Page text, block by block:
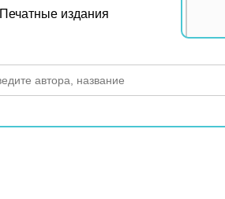
Печатные издания